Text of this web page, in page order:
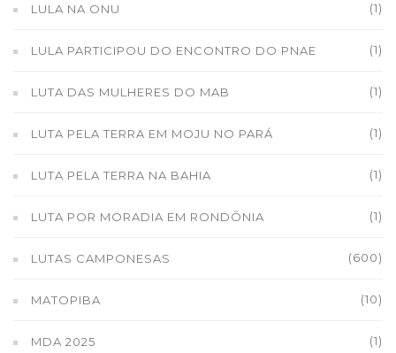
LULA NA ONU (1)
LULA PARTICIPOU DO ENCONTRO DO PNAE (1)
LUTA DAS MULHERES DO MAB (1)
LUTA PELA TERRA EM MOJU NO PARÁ (1)
LUTA PELA TERRA NA BAHIA (1)
LUTA POR MORADIA EM RONDÔNIA (1)
LUTAS CAMPONESAS (600)
MATOPIBA (10)
MDA 2025 (1)